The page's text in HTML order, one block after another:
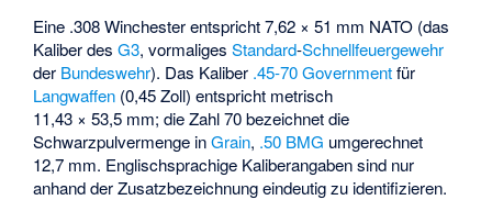
Eine .308 Winchesterentspricht 7,62 × 51 mm NATO (das
Kaliber desG3, vormaligesStandard-Schnellfeuergewehr
der Bundeswehr). Das Kaliber .45-70 Governmentfür
Langwaffen (0,45 Zoll) entspricht metrisch
11,43 × 53,5 mm; die Zahl 70 bezeichnet die
Schwarzpulvermenge inGrain, .50 BMG umgerechnet
12,7 mm. Englischsprachige Kaliberangaben sind nur
anhand der Zusatzbezeichnung eindeutig zu identifizieren.